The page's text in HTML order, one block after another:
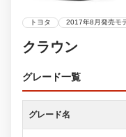
トヨタ 2017年8月発売モ
クラウン
グレード一覧
グレード名